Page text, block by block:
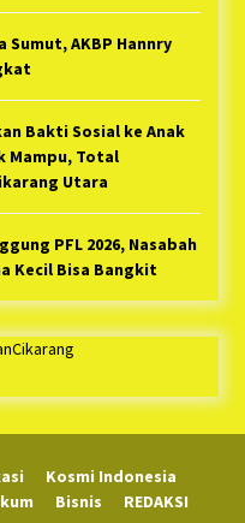
AKBP Hannry
Bakti Sosial ke Anak
Mampu, Total
Utara
PFL 2026, Nasabah
Kecil Bisa Bangkit
Kosmi Indonesia
Bisnis REDAKSI